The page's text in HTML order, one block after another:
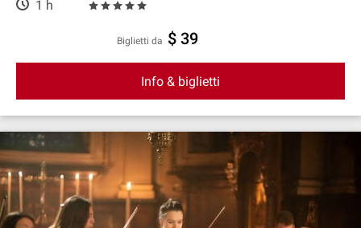
1 h
Biglietti da $ 39
Info & biglietti